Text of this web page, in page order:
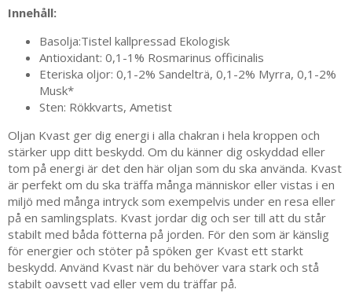
Innehåll:
Basolja:Tistel kallpressad Ekologisk
Antioxidant: 0,1-1% Rosmarinus officinalis
Eteriska oljor: 0,1-2% Sandelträ, 0,1-2% Myrra, 0,1-2%
Musk*
Sten: Rökkvarts, Ametist
Oljan Kvast ger dig energi i alla chakran i hela kroppen och
stärker upp ditt beskydd. Om du känner dig oskyddad eller
tom på energi är det den här oljan som du ska använda. Kvast
är perfekt om du ska träffa många människor eller vistas i en
miljö med många intryck som exempelvis under en resa eller
på en samlingsplats. Kvast jordar dig och ser till att du står
stabilt med båda fötterna på jorden. För den som är känslig
för energier och stöter på spöken ger Kvast ett starkt
beskydd. Använd Kvast när du behöver vara stark och stå
stabilt oavsett vad eller vem du träffar på.